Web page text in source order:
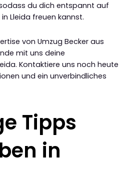
du dich entspannt auf
Lleida freuen kannst.
von Umzug Becker aus
mit uns deine
Kontaktiere uns noch heute
und ein unverbindliches
Tipps
in